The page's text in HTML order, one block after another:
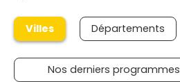
Villes Départements
Nos derniers programmes